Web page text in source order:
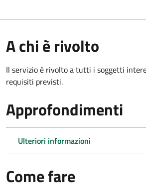
A chi è rivolto
Il servizio è rivolto a tutti i soggetti
requisiti previsti.
Approfondimenti
Ulteriori informazioni
Come fare